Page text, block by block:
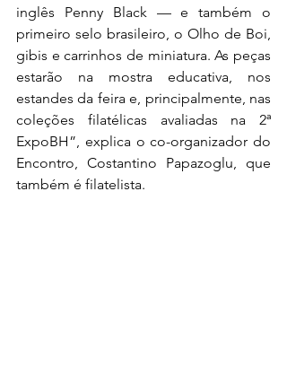
inglês Penny Black — e também o
primeiro selo brasileiro, o Olho de Boi,
gibis e carrinhos de miniatura. As peças
estarão na mostra educativa, nos
estandes da feira e, principalmente, nas
coleções filatélicas avaliadas na 2ª
ExpoBH”, explica o co-organizador do
Encontro, Costantino Papazoglu, que
também é filatelista.